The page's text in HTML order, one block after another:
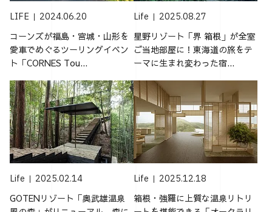
LIFE 2024.06.20
コーンズが福島・宮城・山形を
愛車でめぐるツーリングイベン
ト「CORNES Tou...
Life 2025.08.27
星野リゾート「界 箱根」が全室
ご当地部屋に！東海道の旅をテ
ーマに生まれ変わった宿...
Life 2025.02.14
GOTENリゾート「奥武雄温泉
Life 2025.12.18
箱根・強羅に上質な温泉リトリ